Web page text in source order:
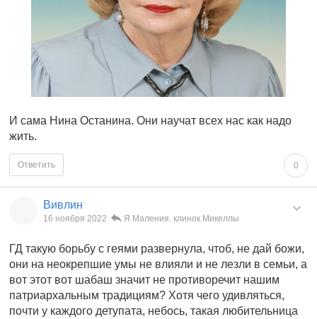
И сама Нина Останина. Они научат всех нас как надо
жить.
0
Ответить
Вивлин
16 ноября 2022 Я Маления. клинок Микеллы
ГД такую борьбу с геями развернула, чтоб, не дай божи,
они на неокрепшие умы не влияли и не лезли в семьи, а
вот этот вот шабаш значит не противоречит нашим
патриархальным традициям? Хотя чего удивляться,
почти у каждого детупата, небось, такая любительница